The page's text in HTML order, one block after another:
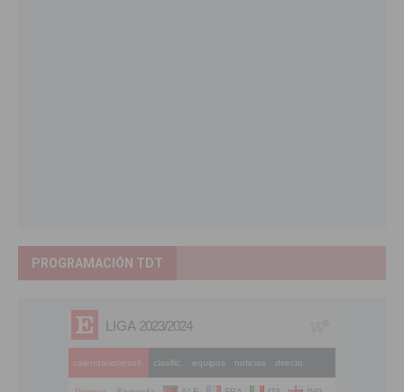
PROGRAMACIÓN TDT